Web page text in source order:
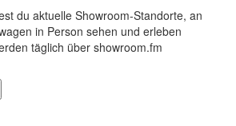
du aktuelle Showroom-Standorte, an
in Person sehen und erleben
täglich über showroom.fm